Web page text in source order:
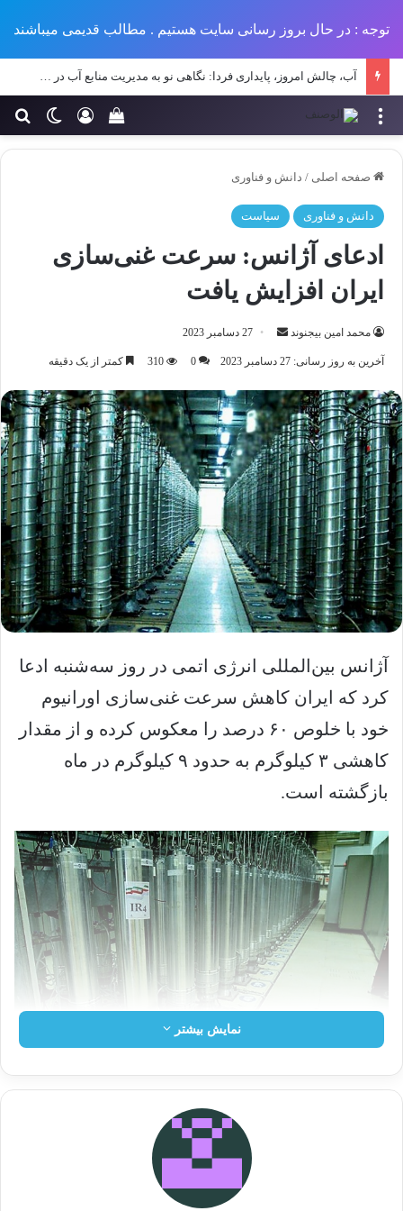
توجه : در حال بروز رسانی سایت هستیم . مطالب قدیمی میباشند
تحلیل جامع پیامدهای کمبود منابع آبی بر عملکرد پروژه‌های عمرانی در مناطق خشک و نیمه‌خشک ایران
تغییر ورود
سبد خرید خود را منو
صفحه اصلی / دانش و فناوری
دانش و فناوری سیاست
ادعای آژانس: سرعت غنی‌سازی
ایران افزایش یافت
محمد امین بیجنوند
ارسال27 دسامبر 2023
آخرین به روز رسانی: 27 دسامبر 2023 0
310 کمتر از یک دقیقه
آژانس بین‌المللی انرژی اتمی در روز سه‌شنبه ادعا
کرد که ایران کاهش سرعت غنی‌سازی اورانیوم
خود با خلوص ۶۰ درصد را معکوس کرده و از مقدار
کاهشی ۳ کیلوگرم به حدود ۹ کیلوگرم در ماه
بازگشته است.
به نوشته رویترز، آژانس بین‌المللی انرژی اتمی با
اشاره به سایت‌های فردو و نظنز تأیید کرد از پایان
نوامبر، که ایران تولید UF6 (هگزافلوورید اورانیوم)
نمایش بیشتر